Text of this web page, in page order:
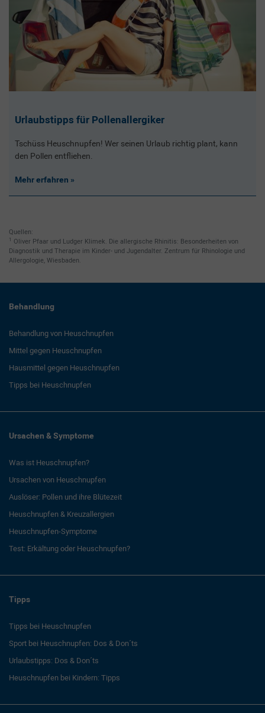
Urlaubstipps für Pollenallergiker
Tschüss Heuschnupfen! Wer seinen Urlaub richtig plant, kann
den Pollen entfliehen.
Mehr erfahren
Quellen:
1 Oliver Pfaar und Ludger Klimek. Die allergische Rhinitis: Besonderheiten von
Diagnostik und Therapie im Kinder- und Jugendalter. Zentrum für Rhinologie und
Allergologie, Wiesbaden.
Behandlung
Behandlung von Heuschnupfen
Mittel gegen Heuschnupfen
Hausmittel gegen Heuschnupfen
Tipps bei Heuschnupfen
Ursachen & Symptome
Was ist Heuschnupfen?
Ursachen von Heuschnupfen
Auslöser: Pollen und ihre Blütezeit
Heuschnupfen & Kreuzallergien
Heuschnupfen-Symptome
Test: Erkältung oder Heuschnupfen?
Tipps
Tipps bei Heuschnupfen
Sport bei Heuschnupfen: Dos & Don´ts
Urlaubstipps: Dos & Don´ts
Heuschnupfen bei Kindern: Tipps